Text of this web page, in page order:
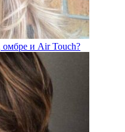
омбре и Air Touch?